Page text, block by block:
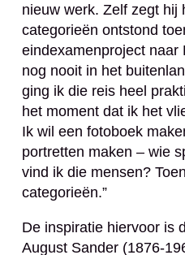
nieuw werk. Zelf zegt hij
categorieën ontstond
eindexamenproject naar
nog nooit in het
ging ik die reis heel
het moment dat ik het
Ik wil een fotoboek
portretten maken – wie
vind ik die mensen?
categorieën.”
De inspiratie hiervoor is
August Sander (1876-